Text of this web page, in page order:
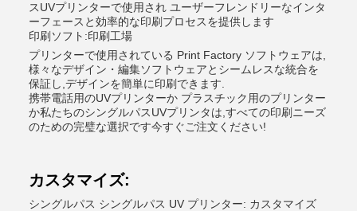
スUVプリンターで使用され ユーザーフレンドリーなインタ
ーフェースと効率的な印刷プロセスを提供します
印刷ソフト:印刷工場
プリンターで使用されている Print Factory ソフトウェアは,
様々なデザイン・編集ソフトウェアとシームレスな統合を
保証し,デザインを簡単に印刷できます.
携帯電話用のUVプリンターか プラスチック用のプリンター
か私たちのシングルパスUVプリンタは,すべての印刷ニーズ
のための完璧な選択です今すぐご注文ください!
カスタマイズ:
シングルパス シングルパス UV プリンター: カスタマイズ